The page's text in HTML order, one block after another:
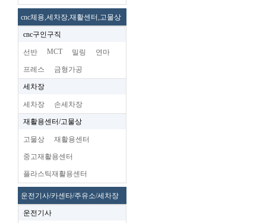
cnc체용,세차장,재활센터,고물상
cnc구인구직
선반 MCT 밀링 연마
프레스 금형가공
세차장
세차장 손세차장
재활용센터/고물상
고물상 재활용센터
중고재활용센터
플라스틱재활용센터
운전기사/카센타/주유소/세차장
운전기사